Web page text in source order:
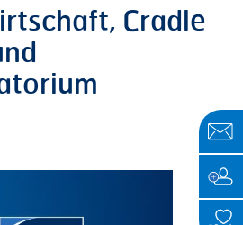
Cradle